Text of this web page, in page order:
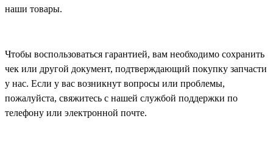
наши товары.
Чтобы воспользоваться гарантией, вам необходимо сохранить
чек или другой документ, подтверждающий покупку запчасти
у нас. Если у вас возникнут вопросы или проблемы,
пожалуйста, свяжитесь с нашей службой поддержки по
телефону или электронной почте.